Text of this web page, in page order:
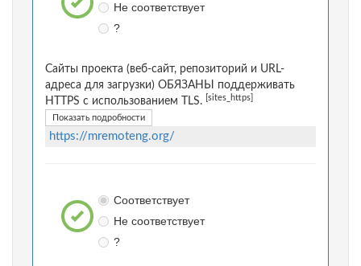
Не соответствует
?
Сайты проекта (веб-сайт, репозиторий и URL-
адреса для загрузки) ОБЯЗАНЫ поддерживать
HTTPS с использованием TLS.
[sites_https]
Показать подробности
https://mremoteng.org/
Соответствует
Не соответствует
?